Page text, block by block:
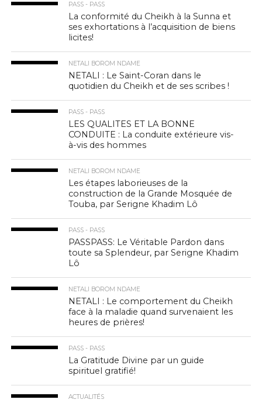
PASS - PASS
La conformité du Cheikh à la Sunna et
ses exhortations à l’acquisition de biens
licites!
NETALI BOROM NDAME
NETALI : Le Saint-Coran dans le
quotidien du Cheikh et de ses scribes !
PASS - PASS
LES QUALITES ET LA BONNE
CONDUITE : La conduite extérieure vis-
à-vis des hommes
NETALI BOROM NDAME
Les étapes laborieuses de la
construction de la Grande Mosquée de
Touba, par Serigne Khadim Lô
PASS - PASS
PASSPASS: Le Véritable Pardon dans
toute sa Splendeur, par Serigne Khadim
Lô
NETALI BOROM NDAME
NETALI : Le comportement du Cheikh
face à la maladie quand survenaient les
heures de prières!
PASS - PASS
La Gratitude Divine par un guide
spirituel gratifié!
ACTUALITÉS